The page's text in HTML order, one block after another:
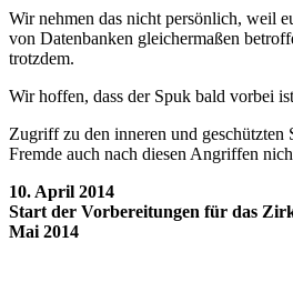
Wir nehmen das nicht persönlich, weil
von Datenbanken gleichermaßen
trotzdem.
Wir hoffen, dass der Spuk bald vorbei
Zugriff zu den inneren und geschützten
Fremde auch nach diesen Angriffen
10. April 2014
Start der Vorbereitungen für das
Mai 2014